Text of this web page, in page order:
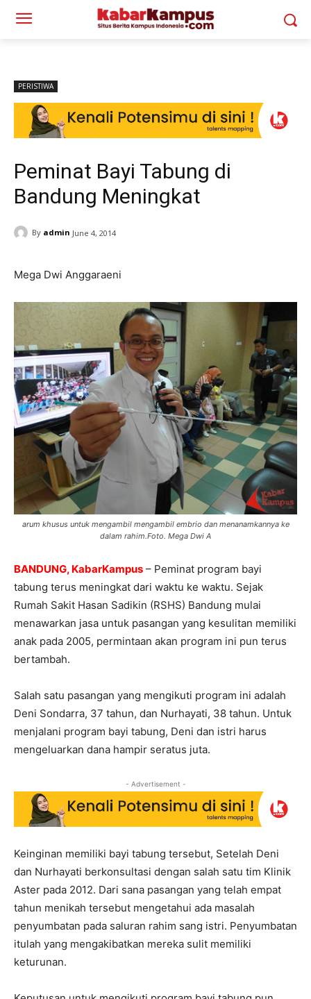
PERISTIWA
Peminat Bayi Tabung di
Bandung Meningkat
By admin June 4, 2014
Mega Dwi Anggaraeni
arum khusus untuk mengambil mengambil embrio dan menanamkannya ke
dalam rahim.Foto. Mega Dwi A
BANDUNG, KabarKampus – Peminat program bayi
tabung terus meningkat dari waktu ke waktu. Sejak
Rumah Sakit Hasan Sadikin (RSHS) Bandung mulai
menawarkan jasa untuk pasangan yang kesulitan memiliki
anak pada 2005, permintaan akan program ini pun terus
bertambah.
Salah satu pasangan yang mengikuti program ini adalah
Deni Sondarra, 37 tahun, dan Nurhayati, 38 tahun. Untuk
menjalani program bayi tabung, Deni dan istri harus
mengeluarkan dana hampir seratus juta.
- Advertisement -
Keinginan memiliki bayi tabung tersebut, Setelah Deni
dan Nurhayati berkonsultasi dengan salah satu tim Klinik
Aster pada 2012. Dari sana pasangan yang telah empat
tahun menikah tersebut mengetahui ada masalah
penyumbatan pada saluran rahim sang istri. Penyumbatan
itulah yang mengakibatkan mereka sulit memiliki
keturunan.